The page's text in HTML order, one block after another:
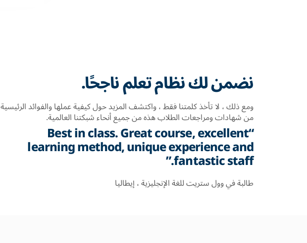
نضمن لك نظام تعلم ناجحًا.
ومع ذلك ، لا تأخذ كلمتنا فقط ، واكتشف المزيد حول كيفية عملها والفوائد الرئيسية
من شهادات ومراجعات الطلاب هذه من جميع أنحاء شبكتنا العالمية.
“Best in class. Great course, excellent
learning method, unique experience and
fantastic staff.”
طالبة في وول ستريت للغة الإنجليزية ، إيطاليا